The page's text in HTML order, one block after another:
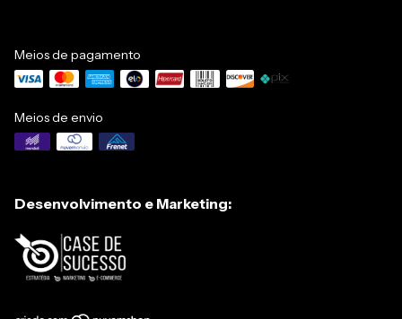
Meios de pagamento
Meios de envio
Desenvolvimento e Marketing: